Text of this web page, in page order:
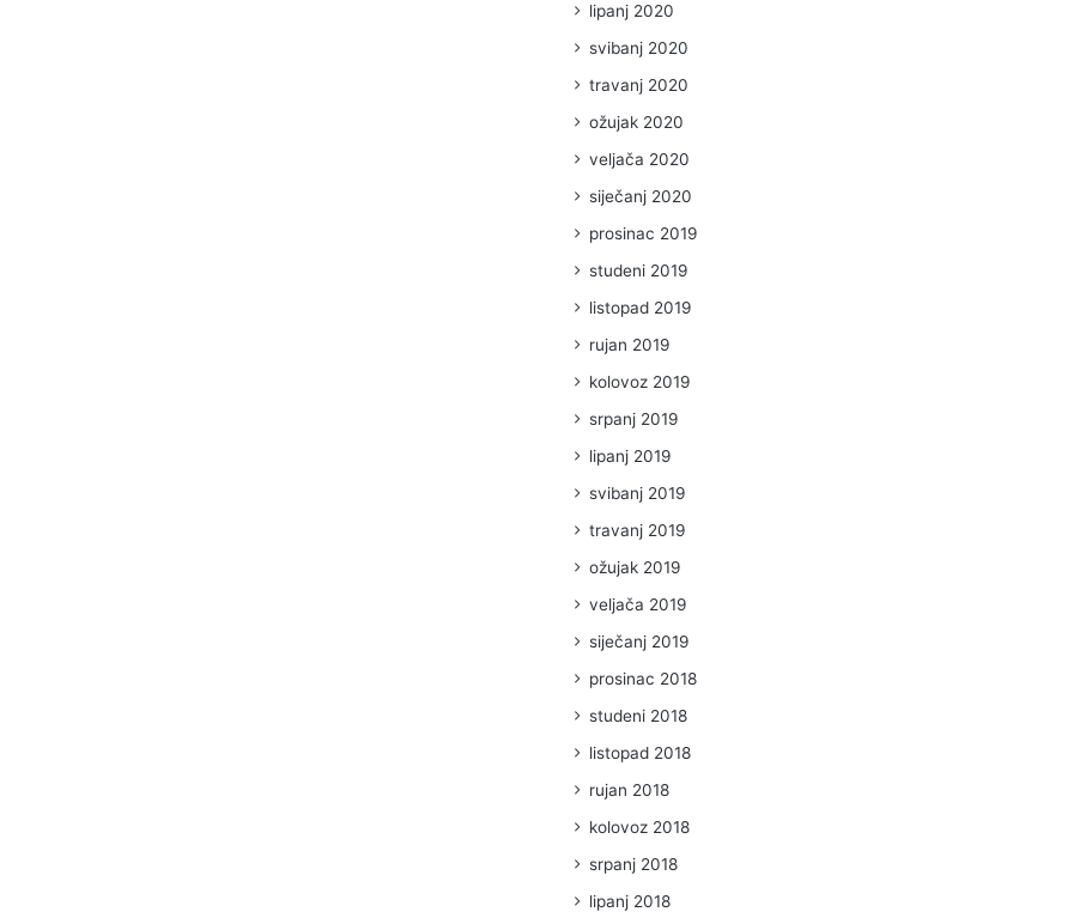
lipanj 2020
svibanj 2020
travanj 2020
ožujak 2020
veljača 2020
siječanj 2020
prosinac 2019
studeni 2019
listopad 2019
rujan 2019
kolovoz 2019
srpanj 2019
lipanj 2019
svibanj 2019
travanj 2019
ožujak 2019
veljača 2019
siječanj 2019
prosinac 2018
studeni 2018
listopad 2018
rujan 2018
kolovoz 2018
srpanj 2018
lipanj 2018